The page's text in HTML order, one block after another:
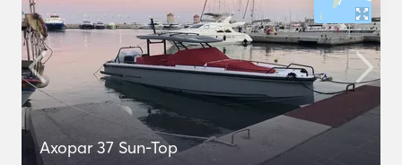
Axopar 37 Sun-Top